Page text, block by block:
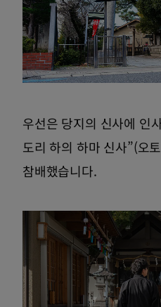
우선은 당지의 신사에 인
도리 하의 하마 신사”(오
참배했습니다.